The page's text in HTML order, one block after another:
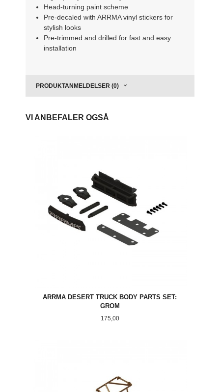
Head-turning paint scheme
Pre-decaled with ARRMA vinyl stickers for
stylish looks
Pre-trimmed and drilled for fast and easy
installation
PRODUKTANMELDELSER (0)
VI ANBEFALER OGSÅ
ARRMA DESERT TRUCK BODY PARTS SET:
GROM
Pris
175,00